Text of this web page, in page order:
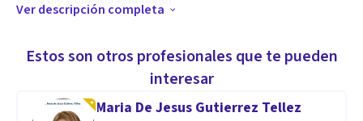
soy licenciada en ciencias de la educación y psicóloga clínica,
con un postgrado en psicología forense y análisis de
conducta.
Ver descripción completa
Estos son otros profesionales que te pueden
interesar
Maria De Jesus Gutierrez Tellez